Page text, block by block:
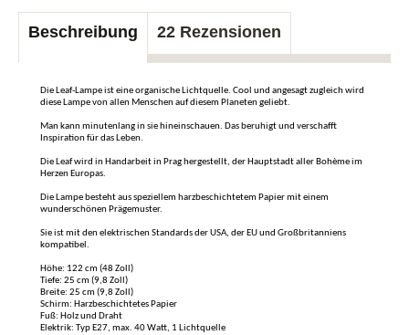
Beschreibung 22 Rezensionen
Die Leaf-Lampe ist eine organische Lichtquelle. Cool und angesagt zugleich wird
diese Lampe von allen Menschen auf diesem Planeten geliebt.
Man kann minutenlang in sie hineinschauen. Das beruhigt und verschafft
Inspiration für das Leben.
Die Leaf wird in Handarbeit in Prag hergestellt, der Hauptstadt aller Bohème im
Herzen Europas.
Die Lampe besteht aus speziellem harzbeschichtetem Papier mit einem
wunderschönen Prägemuster.
Sie ist mit den elektrischen Standards der USA, der EU und Großbritanniens
kompatibel.
Höhe: 122 cm (48 Zoll)
Tiefe: 25 cm (9,8 Zoll)
Breite: 25 cm (9,8 Zoll)
Schirm: Harzbeschichtetes Papier
Fuß: Holz und Draht
Elektrik: Typ E27, max. 40 Watt, 1 Lichtquelle